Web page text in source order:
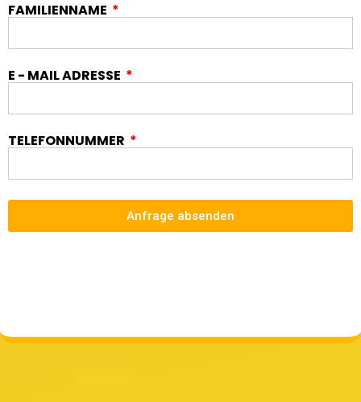
FAMILIENNAME
E - MAIL ADRESSE
TELEFONNUMMER
Anfrage absenden